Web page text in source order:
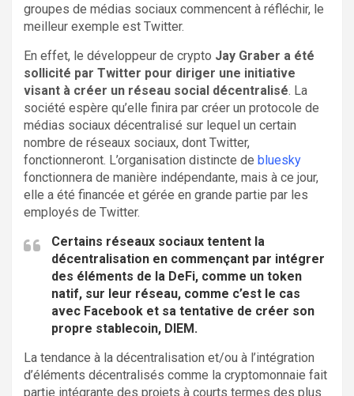
groupes de médias sociaux commencent à réfléchir, le
meilleur exemple est Twitter.
En effet, le développeur de crypto Jay Graber a été
sollicité par Twitter pour diriger une initiative
visant à créer un réseau social décentralisé. La
société espère qu’elle finira par créer un protocole de
médias sociaux décentralisé sur lequel un certain
nombre de réseaux sociaux, dont Twitter,
fonctionneront. L’organisation distincte de bluesky
fonctionnera de manière indépendante, mais à ce jour,
elle a été financée et gérée en grande partie par les
employés de Twitter.
Certains réseaux sociaux tentent la
décentralisation en commençant par intégrer
des éléments de la DeFi, comme un token
natif, sur leur réseau, comme c’est le cas
avec Facebook et sa tentative de créer son
propre stablecoin, DIEM.
La tendance à la décentralisation et/ou à l’intégration
d’éléments décentralisés comme la cryptomonnaie fait
partie intégrante des projets à courts termes des plus